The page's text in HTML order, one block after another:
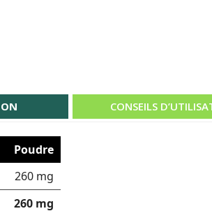
CONSEILS
Poudre
260 mg
260 mg